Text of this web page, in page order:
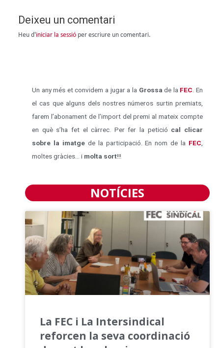
Deixeu un comentari
Heu d'iniciar la sessióper escriure un comentari.
Un any més et convidem a jugar a la Grossa de la FEC. En
el cas que alguns dels nostres números surtin premiats,
farem l’abonament de l’import del premi al mateix compte
en què s’ha fet el càrrec. Per fer la petició cal clicar
sobre la imatgede la participació. En nom de la FEC,
moltes gràcies… i molta sort!!!
NOTÍCIES
La FEC i La Intersindical
reforcen la seva coordinació